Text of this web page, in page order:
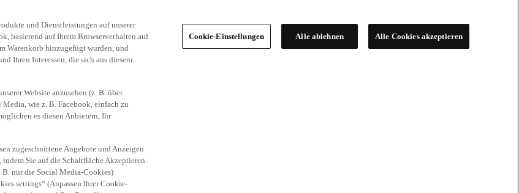
und Dienstleistungen auf unserer
basierend auf Ihrem Browserverhalten auf
Warenkorb hinzugefügt wurden, und
Ihren Interessen, die sich aus diesem
Website anzusehen (z. B. über
wie z. B. Facebook, einfach zu
es diesen Anbietern, Ihr
zugeschnittene Angebote und Anzeigen
Sie auf die Schaltfläche Akzeptieren
nur die Social Media-Cookies)
settings“ (Anpassen Ihrer Cookie-
Cookie-Einstellungen Alle ablehnen Alle Cookies akzeptieren